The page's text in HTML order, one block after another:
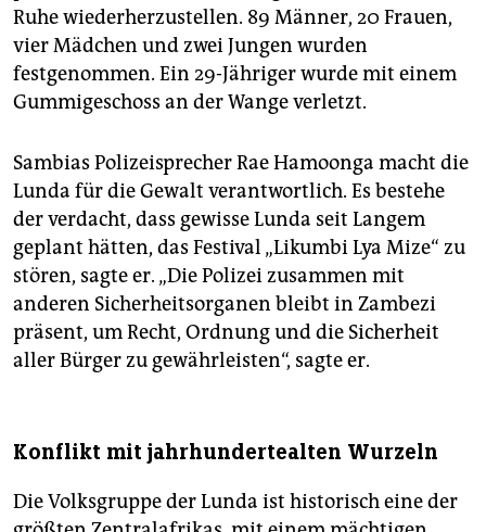
Ruhe wiederherzustellen. 89 Männer, 20 Frauen,
vier Mädchen und zwei Jungen wurden
festgenommen. Ein 29-Jähriger wurde mit einem
Gummigeschoss an der Wange verletzt.
Sambias Polizeisprecher Rae Hamoonga macht die
Lunda für die Gewalt verantwortlich. Es bestehe
der verdacht, dass gewisse Lunda seit Langem
geplant hätten, das Festival „Likumbi Lya Mize“ zu
stören, sagte er. „Die Polizei zusammen mit
anderen Sicherheitsorganen bleibt in Zambezi
präsent, um Recht, Ordnung und die Sicherheit
aller Bürger zu gewährleisten“, sagte er.
Konflikt mit jahrhundertealten Wurzeln
Die Volksgruppe der Lunda ist historisch eine der